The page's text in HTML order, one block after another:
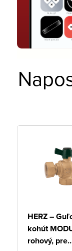
HERZ –
kohút
rohový, pre